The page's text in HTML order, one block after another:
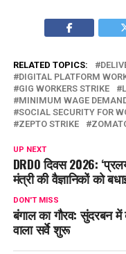
RELATED TOPICS:
DIGITAL PLATFORM
GIG WORKERS STRIKE
MINIMUM WAGE
SOCIAL SECURITY FOR
ZEPTO STRIKE
UP NEXT
DRDO दिवस 2026:
मंत्री की वैज्ञानिकों को
DON'T MISS
बंगाल का गौरव: सुंदरबन में
वाला सर्वे शुरू